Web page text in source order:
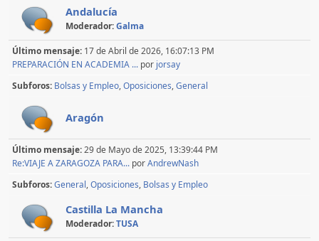
Andalucía
Moderador:Galma
Último mensaje: 17 de Abril de 2026, 16:07:13 PM
PREPARACIÓN EN ACADEMIA ... por jorsay
Subforos Bolsas y Empleo Oposiciones General
Aragón
Último mensaje:29 de Mayo de 2025, 13:39:44 PM
Re:VIAJE A ZARAGOZA PARA... porAndrewNash
Subforos General Oposiciones Bolsas y Empleo
Castilla La Mancha
Moderador:TUSA